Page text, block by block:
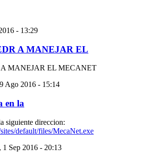
- 13:29
A MANEJAR EL
MANEJAR EL MECANET
Ago 2016 - 15:14
en la
siguiente direccion:
default/files/MecaNet.exe
1 Sep 2016 - 20:13